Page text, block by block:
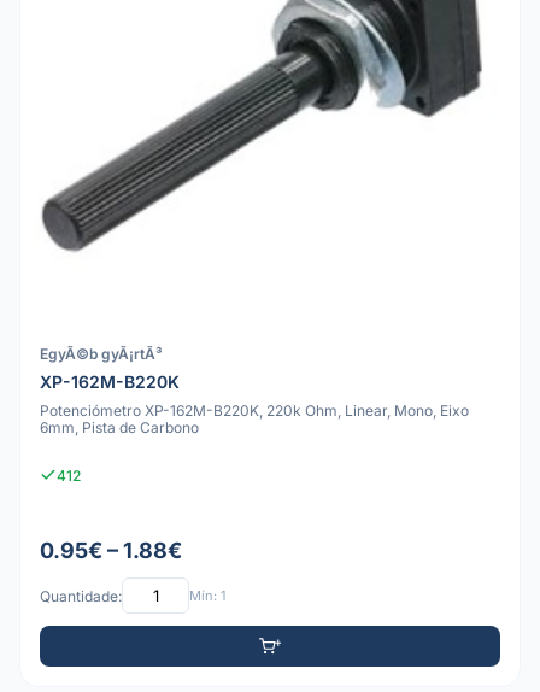
EgyÃ©b gyÃ¡rtÃ³
XP-162M-B220K
Potenciómetro XP-162M-B220K, 220k Ohm, Linear, Mono, Eixo
6mm, Pista de Carbono
412
0.95€ – 1.88€
Quantidade: Mín: 1